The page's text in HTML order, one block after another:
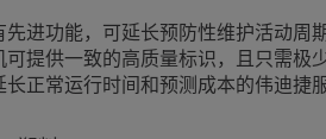
进功能，可延长预防性维护活动周
提供一致的高质量标识，且只需极
正常运行时间和预测成本的伟迪捷